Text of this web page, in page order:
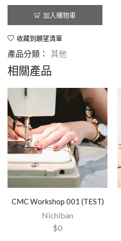
加入購物車
收藏到願望清單
產品分類： 其他
相關產品
CMC Workshop 001 (TEST)
Nichiban
$0